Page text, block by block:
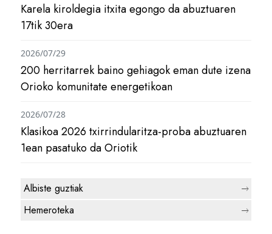
Karela kiroldegia itxita egongo da abuztuaren
17tik 30era
200 herritarrek baino gehiagok eman dute izena
Orioko komunitate energetikoan
2026/07/29
Klasikoa 2026 txirrindularitza-proba abuztuaren
1ean pasatuko da Oriotik
2026/07/28
Albiste guztiak
Hemeroteka